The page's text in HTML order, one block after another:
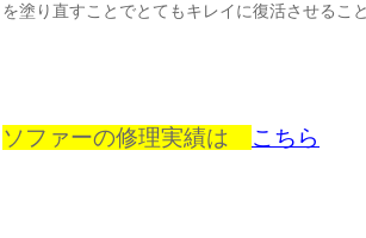
を塗り直すことでとてもキレイに復活させるこ
ソファーの修理実績は こちら